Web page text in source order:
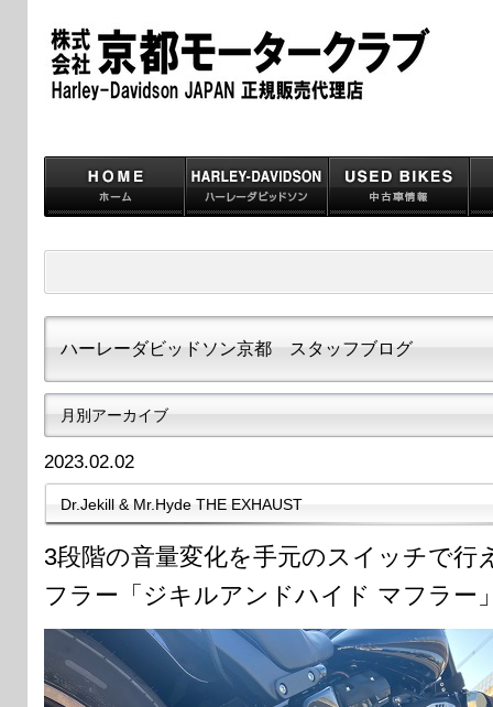
ハーレーダビッドソン京都 スタッフブログ
月別アーカイブ
2023.02.02
Dr.Jekill & Mr.Hyde THE EXHAUST
3段階の音量変化を手元のスイッチで行
フラー「ジキルアンドハイド マフラー